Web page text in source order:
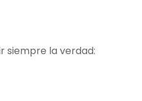
siempre la verdad: